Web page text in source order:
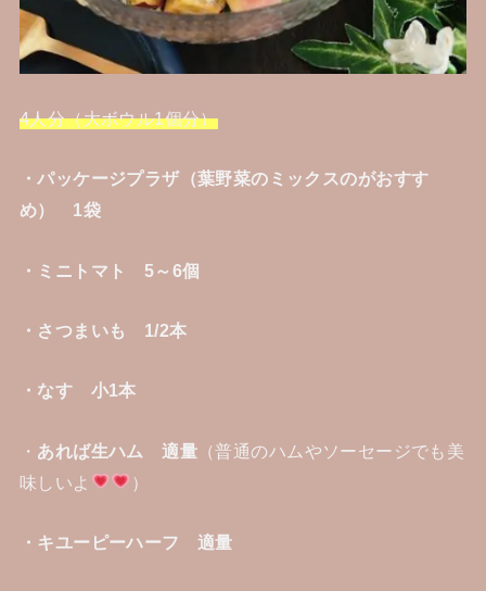
4人分（大ボウル1個分）
・パッケージプラザ（葉野菜のミックスのがおすす
め） 1袋
・ミニトマト 5～6個
・さつまいも 1/2本
・なす 小1本
・ あれば生ハム 適量 （普通のハムやソーセージでも美
味しいよ
）
・キユーピーハーフ 適量